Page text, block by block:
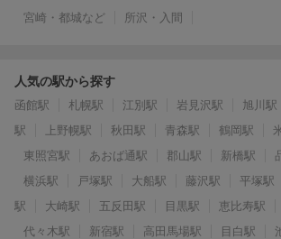
宮崎・都城など
所沢・入間
人気の駅から探す
函館駅 札幌駅 江別駅 岩見沢駅 旭川駅
駅
上野幌駅 秋田駅 青森駅 鶴岡駅
東照宮駅
あおば通駅 郡山駅 新橋駅
横浜駅
戸塚駅 大船駅 藤沢駅 平塚駅
駅
大崎駅 五反田駅 目黒駅 恵比寿駅
代々木駅
新宿駅 高田馬場駅 目白駅